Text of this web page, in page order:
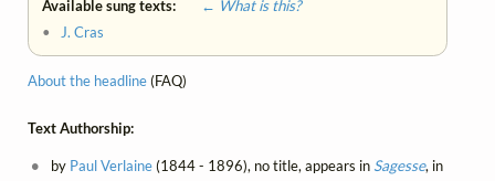
Available sung texts:
← What is this?
•
J. Cras
About the headline(FAQ)
Text Authorship:
by Paul Verlaine(1844 - 1896), no title, appears in Sagesse, in